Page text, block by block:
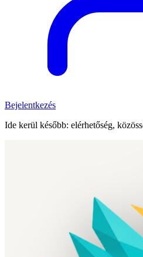
Bejelentkezés
Ide kerül később: elérhetőség,